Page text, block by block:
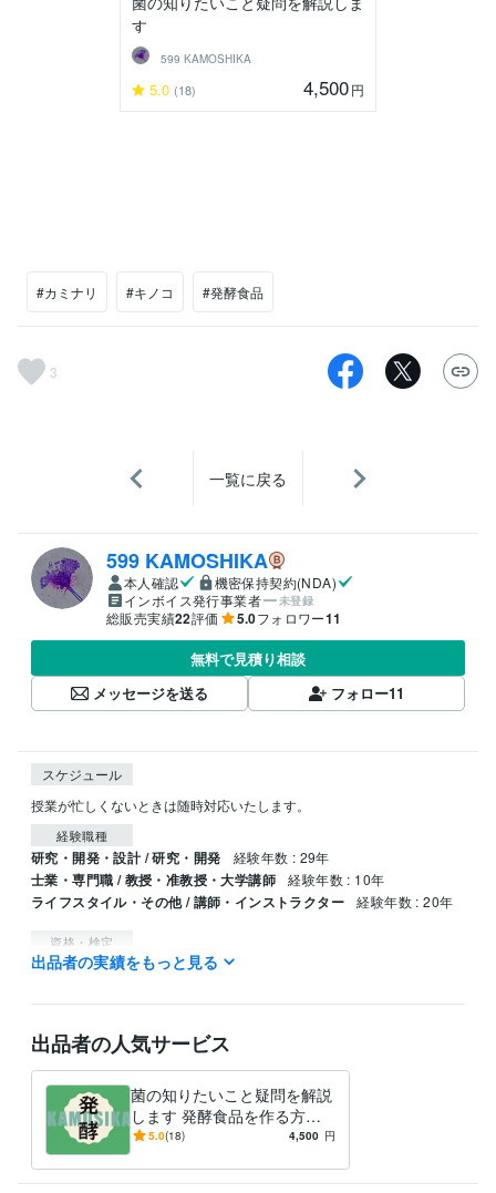
す
599 KAMOSHIKA
5.0 (18) 4,500円
#カミナリ #キノコ #発酵食品
3
一覧に戻る
599 KAMOSHIKA
本人確認
機密保持契約(NDA)
インボイス発行事業者
未登録
総販売実績22評価 5.0フォロワー11
無料で見積り相談
メッセージを送る
フォロー11
スケジュール
授業が忙しくないときは随時対応いたします。
経験職種
研究・開発・設計 / 研究・開発 経験年数 : 29年
士業・専門職 / 教授・准教授・大学講師 経験年数 : 10年
ライフスタイル・その他 / 講師・インストラクター 経験年数 : 20年
資格・検定
毒物劇物取扱責任者 取得年 : 1993年
高等学校教諭免許 取得年 : 1993年
食品衛生管理者
食品衛生責任者 取得年 : 1993年
有機溶剤作業主任者 取得年 : 2007年
アロマテラピー検定1級 取得年 : 2005年
ボイラー取扱技能者 取得年 : 2005年
得意分野
住まい・美容・生活相談
発酵食品など菌の話とことん語り、答えま
出品者の実績をもっと見る
出品者の人気サービス
菌の知りたいこと疑問を解説
します 発酵食品を作る方、
食べる方へ、欠かせない
5.0(18) 4,500 円